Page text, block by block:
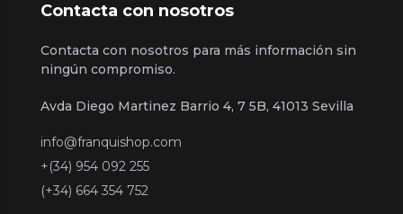
Contacta con nosotros
Contacta con nosotros para más información sin
ningún compromiso.
Avda Diego Martinez Barrio 4, 7 5B, 41013 Sevilla
info@franquishop.com
+(34) 954 092 255
(+34) 664 354 752